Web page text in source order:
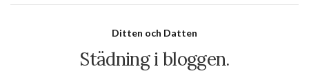
Ditten och Datten
Städning i bloggen.